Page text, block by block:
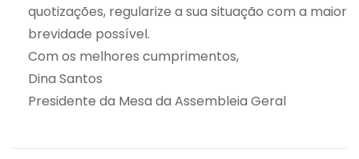
quotizações, regularize a sua situação com a maior
brevidade possível.
Com os melhores cumprimentos,
Dina Santos
Presidente da Mesa da Assembleia Geral